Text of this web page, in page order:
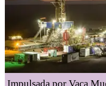
Impulsada por Vaca